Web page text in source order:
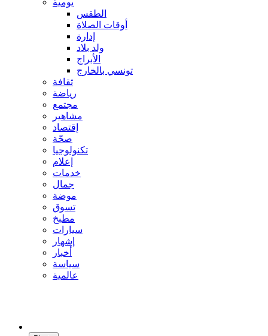
يومية
الطقس
أوقات الصلاة
إدارة
ولد بلاد
الأبراج
تونسي بالخارج
ثقافة
رياضة
مجتمع
مشاهير
إقتصاد
صحّة
تكنولوجيا
إعلام
خدمات
جمال
موضة
تسوق
مطبخ
سيارات
إشهار
أخبار
سياسة
عالمية